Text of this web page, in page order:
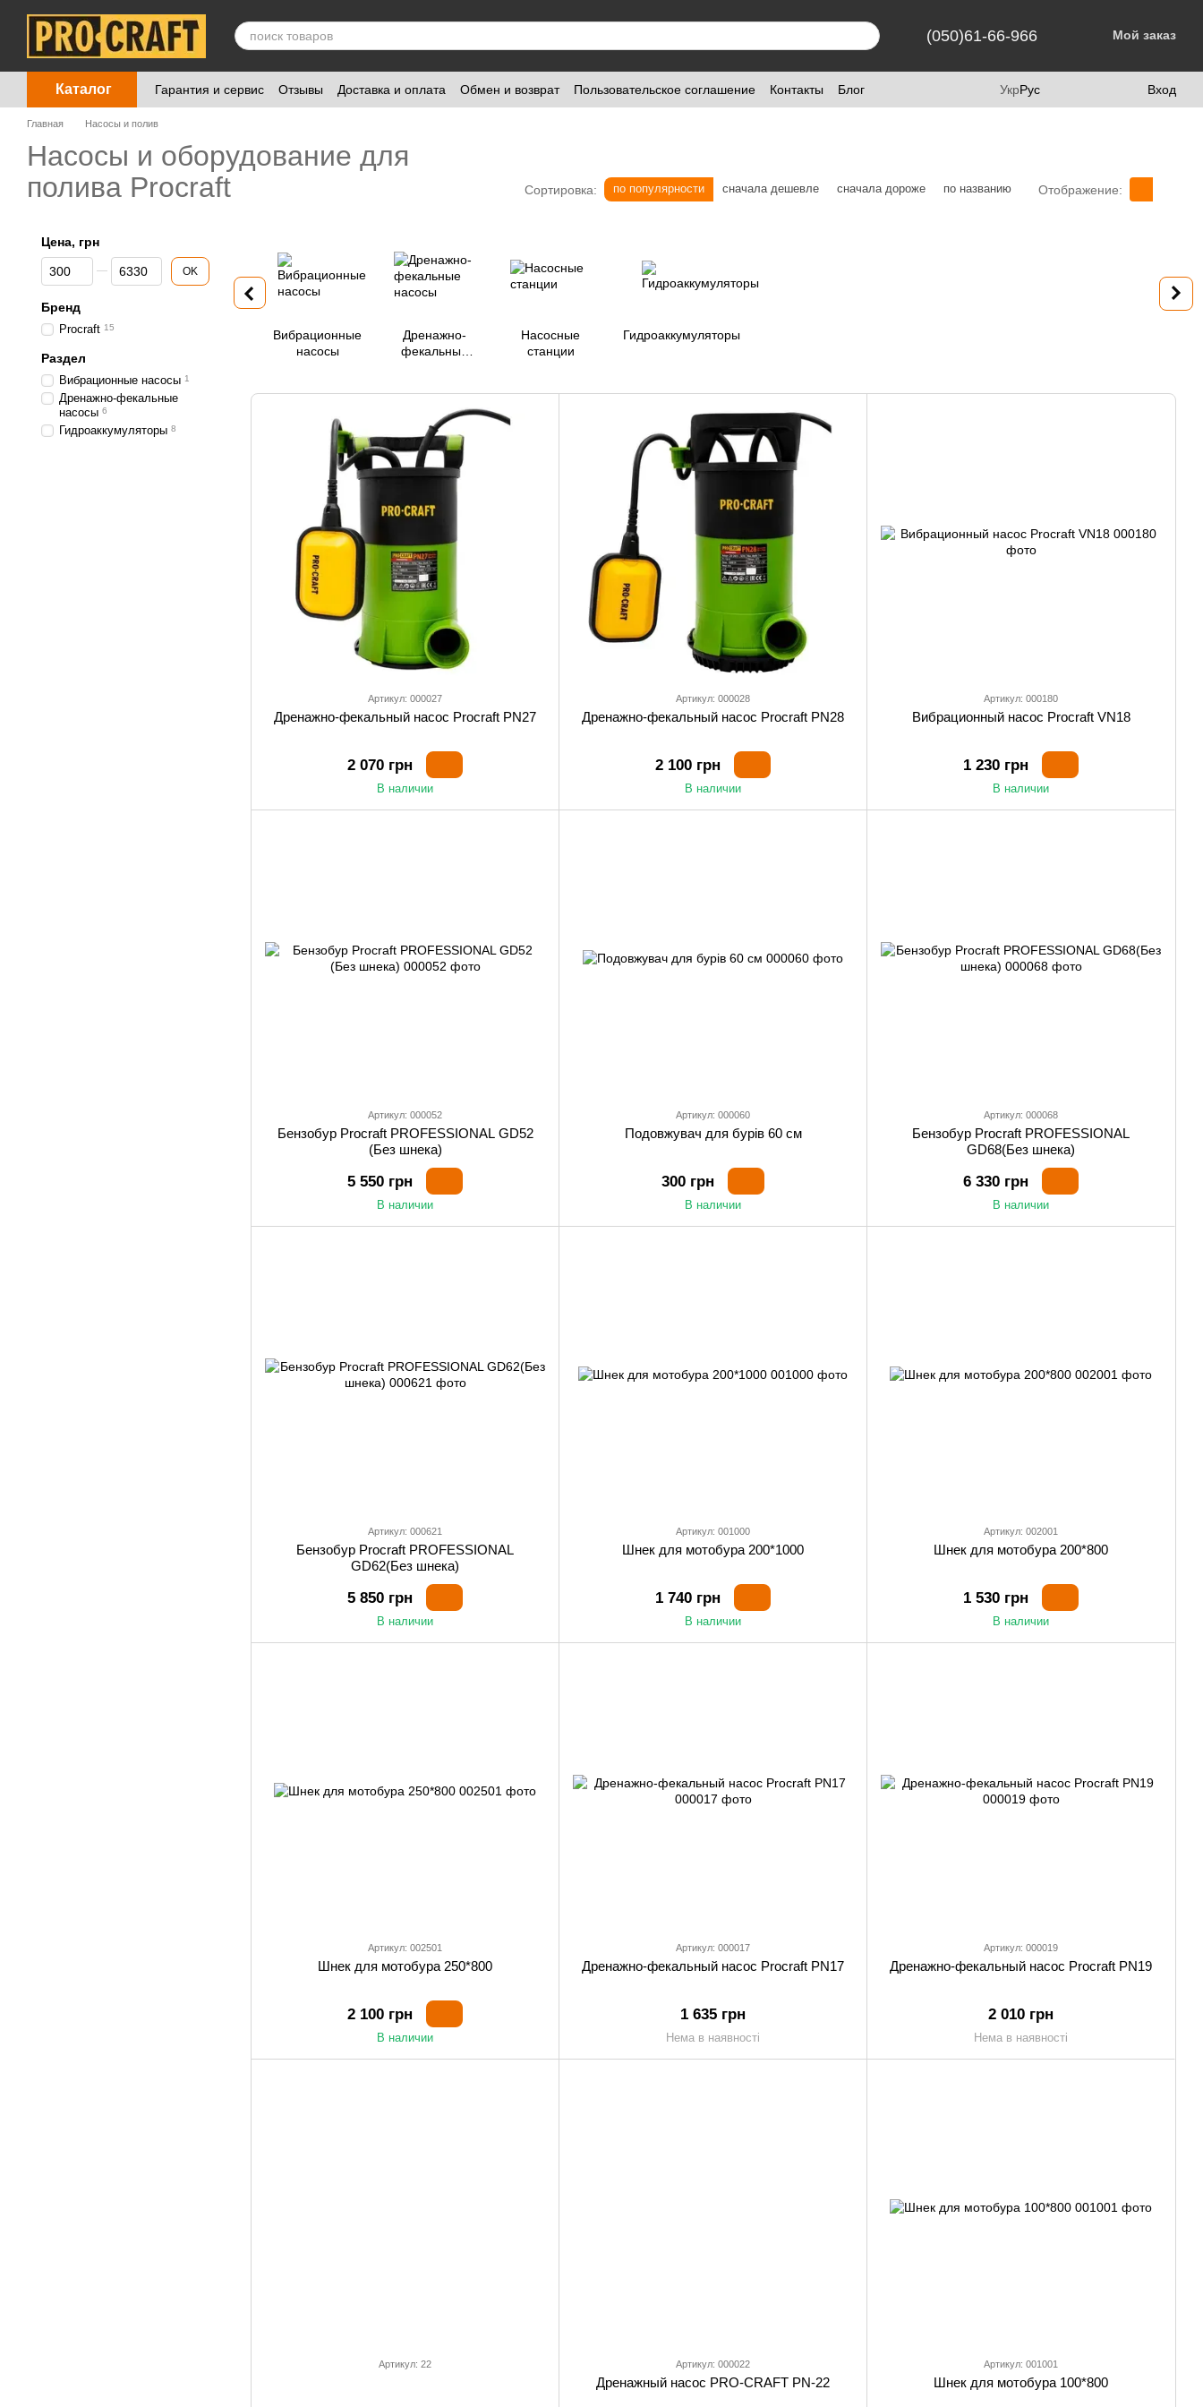
Перейти к основному контенту
(050)61-66-966 Мой заказ
Каталог Гарантия и сервис Отзывы Доставка и оплата Обмен и возврат Пользовательское соглашение Контакты Блог УкрРус Вход
Главная Насосы и полив
Насосы и оборудование для
полива Procraft
Сортировка: по популярности сначала дешевле сначала дороже по названию Отображение:
Вибрационные
насосы
Дренажно-
фекальные
Насосные
станции
Гидроаккумуляторы
Артикул: 000027
Дренажно-фекальный насос Procraft PN27
2 070 грн
В наличии
Артикул: 000028
Дренажно-фекальный насос Procraft PN28
2 100 грн
В наличии
Артикул: 000180
Вибрационный насос Procraft VN18
1 230 грн
В наличии
Артикул: 000052
Бензобур Procraft PROFESSIONAL GD52
(Без шнека)
5 550 грн
В наличии
Артикул: 000060
Подовжувач для бурів 60 см
300 грн
В наличии
Артикул: 000068
Бензобур Procraft PROFESSIONAL
GD68(Без шнека)
6 330 грн
В наличии
Артикул: 000621
Бензобур Procraft PROFESSIONAL
GD62(Без шнека)
5 850 грн
В наличии
Артикул: 001000
Шнек для мотобура 200*1000
1 740 грн
В наличии
Артикул: 002001
Шнек для мотобура 200*800
1 530 грн
В наличии
Артикул: 002501
Шнек для мотобура 250*800
2 100 грн
В наличии
Артикул: 000017
Дренажно-фекальный насос Procraft PN17
1 635 грн
Нема в наявності
Артикул: 000019
Дренажно-фекальный насос Procraft PN19
2 010 грн
Нема в наявності
Артикул: 22 Артикул: 000022
Дренажный насос PRO-CRAFT PN-22
Артикул: 001001
Шнек для мотобура 100*800
Цена, грн
От Цена, грн
До Цена, грн OK
Бренд
Procraft 15
Раздел
Вибрационные насосы 1
Дренажно-фекальные
насосы 6
Гидроаккумуляторы 8